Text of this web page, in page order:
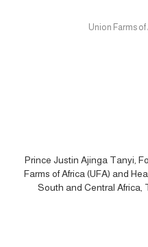
Prince Justin Ajinga Tanyi,
Farms of Africa (UFA) and
South and Central Africa,